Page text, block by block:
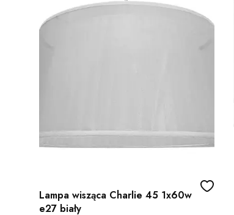
Lampa wisząca Charlie 45 1x60w
e27 biały